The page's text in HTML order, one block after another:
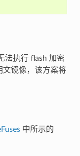
法执行 flash 加密
文镜像，该方案将
中所示的